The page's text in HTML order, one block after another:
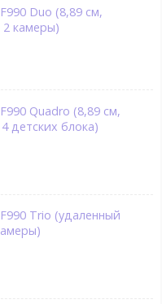
Duo (8,89 см,
камеры)
Quadro (8,89 см,
детских блока)
Trio (удаленный